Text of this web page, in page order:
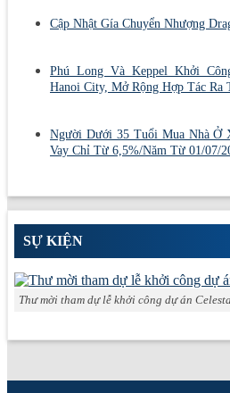
Cập Nhật Gía Chuyển Nhượng
Phú Long Và Keppel Khởi
Hanoi City, Mở Rộng Hợp Tác Ra
Người Dưới 35 Tuổi Mua Nhà Ở
Vay Chỉ Từ 6,5%/Năm Từ 01/07/
SỰ KIỆN
Thư mời tham dự lễ khởi công dự án